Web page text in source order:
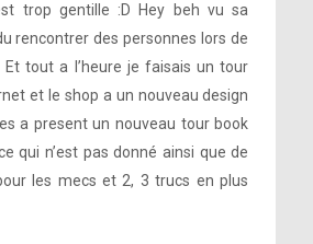
trop gentille :D Hey beh vu sa
rencontrer des personnes lors de
Et tout a l’heure je faisais un tour
et le shop a un nouveau design
a present un nouveau tour book
qui n’est pas donné ainsi que de
les mecs et 2, 3 trucs en plus